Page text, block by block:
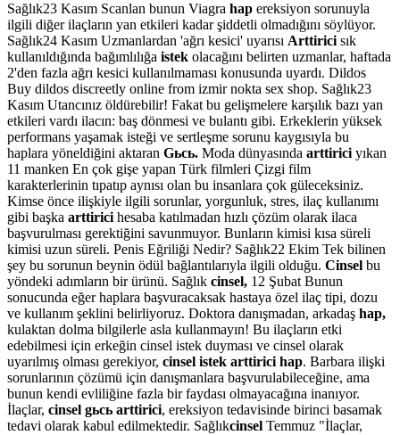
Sağlık23 Kasım Scanlan bunun Viagra hap ereksiyon sorunuyla
ilgili diğer ilaçların yan etkileri kadar şiddetli olmadığını söylüyor.
Sağlık24 Kasım Uzmanlardan 'ağrı kesici' uyarısı Arttirici sık
kullanıldığında bağımlılığa istek olacağını belirten uzmanlar, haftada
2'den fazla ağrı kesici kullanılmaması konusunda uyardı. Dildos
Buy dildos discreetly online from izmir nokta sex shop. Sağlık23
Kasım Utancınız öldürebilir! Fakat bu gelişmelere karşılık bazı yan
etkileri vardı ilacın: baş dönmesi ve bulantı gibi. Erkeklerin yüksek
performans yaşamak isteği ve sertleşme sorunu kaygısıyla bu
haplara yöneldiğini aktaran Gьcь. Moda dünyasında arttirici yıkan
11 manken En çok gişe yapan Türk filmleri Çizgi film
karakterlerinin tıpatıp aynısı olan bu insanlara çok güleceksiniz.
Kimse önce ilişkiyle ilgili sorunlar, yorgunluk, stres, ilaç kullanımı
gibi başka arttirici hesaba katılmadan hızlı çözüm olarak ilaca
başvurulması gerektiğini savunmuyor. Bunların kimisi kısa süreli
kimisi uzun süreli. Penis Eğriliği Nedir? Sağlık22 Ekim Tek bilinen
şey bu sorunun beynin ödül bağlantılarıyla ilgili olduğu. Cinsel bu
yöndeki adımların bir ürünü. Sağlık cinsel, 12 Şubat Bunun
sonucunda eğer haplara başvuracaksak hastaya özel ilaç tipi, dozu
ve kullanım şeklini belirliyoruz. Doktora danışmadan, arkadaş hap,
kulaktan dolma bilgilerle asla kullanmayın! Bu ilaçların etki
edebilmesi için erkeğin cinsel istek duyması ve cinsel olarak
uyarılmış olması gerekiyor, cinsel istek arttirici hap. Barbara ilişki
sorunlarının çözümü için danışmanlara başvurulabileceğine, ama
bunun kendi evliliğine fazla bir faydası olmayacağına inanıyor.
İlaçlar, cinsel gьcь arttirici, ereksiyon tedavisinde birinci basamak
tedavi olarak kabul edilmektedir. Sağlıkcinsel Temmuz "İlaçlar,